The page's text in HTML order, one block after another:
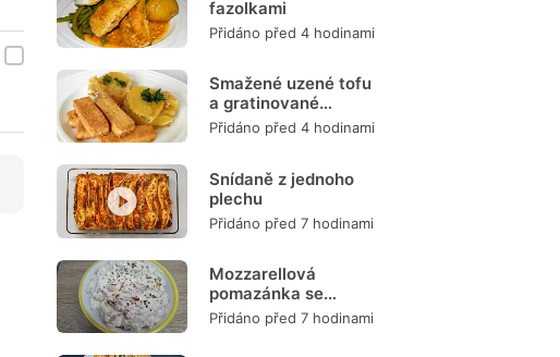
fazolkami
Přidáno před 4 hodinami
Smažené uzené tofu
a gratinované
brambory
Přidáno před 4 hodinami
Snídaně z jednoho
plechu
Přidáno před 7 hodinami
Mozzarellová
pomazánka se
šunkou
Přidáno před 7 hodinami